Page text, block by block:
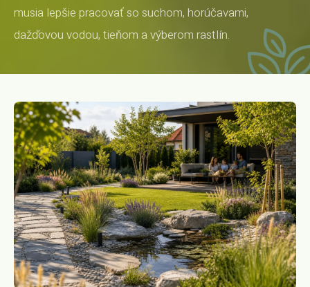
OKRASNÉ JAZIERKA
ODBORNÝ DOHĽAD
ZÁHRADNÝ NÁBYTOK
RÝCHLY DOPYT
AI GENERÁTOR ZÁHRAD
ASISTENT NÁVRHU ZÁHONOV
ZÁKAZNÍCKA PODPORA
CENOVÁ PONUKA NA ZÁHRADNÝ NÁBYTOK
ODHAD CENY REALIZÁCIE ZÁHRADY
VÝPOČET MOŽSTVA MATERIÁLOV
VÝPOČET ROZMIESTNENIA RASTLÍN
FAQ
KONTAKT
Záhradnícky kalendár
musia lepšie pracovať so suchom, horúčavami,
dažďovou vodou, tieňom a výberom rastlín.